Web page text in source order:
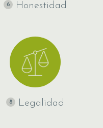
6 Honestidad
8 Legalidad